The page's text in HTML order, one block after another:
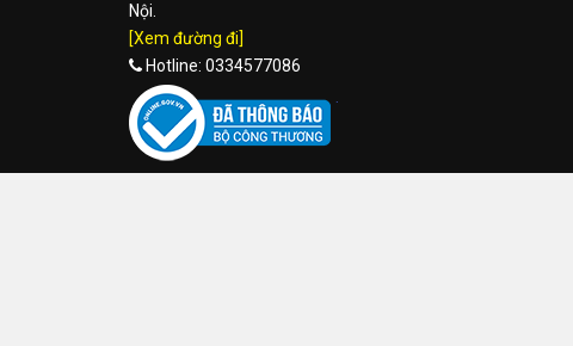
Nội.
[Xem đường đi]
Hotline: 0334577086